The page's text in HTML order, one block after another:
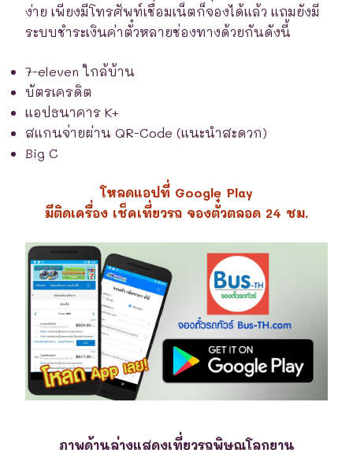
ง่าย เพียงมีโทรศัพท์เชื่อมเน็ตก็จองได้แล้ว แถมยังมี
ระบบชำระเงินค่าตั๋วหลายช่องทางด้วยกันดังนี้
7-eleven ใกล้บ้าน
บัตรเครดิต
แอปธนาคาร K+
สแกนจ่ายผ่าน QR-Code (แนะนำสะดวก)
Big C
โหลดแอปที่ Google Play
มีติดเครื่อง เช็คเที่ยวรถ จองตั๋วตลอด 24 ชม.
ภาพด้านล่างแสดงเที่ยวรถพิษณุโลกยาน